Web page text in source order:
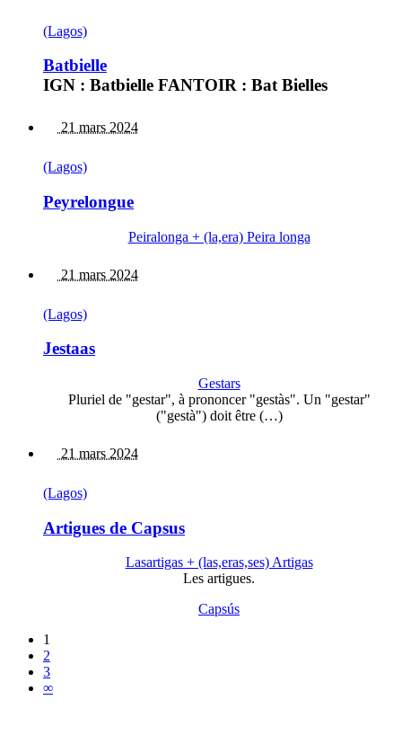
(Lagos)
Batbielle
IGN : Batbielle FANTOIR : Bat Bielles
21 mars 2024
(Lagos)
Peyrelongue
Peiralonga + (la,era) Peira longa
21 mars 2024
(Lagos)
Jestaas
Gestars
Pluriel de "gestar", à prononcer "gestàs". Un "gestar"
("gestà") doit être (…)
21 mars 2024
(Lagos)
Artigues de Capsus
Lasartigas + (las,eras,ses) Artigas
Les artigues.
Capsús
1
2
3
∞